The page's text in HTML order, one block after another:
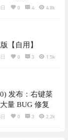
0 4 4.8k
【自用】
0 3 1.5k
发布：右键菜
量 BUG 修复
0 3 2.2k